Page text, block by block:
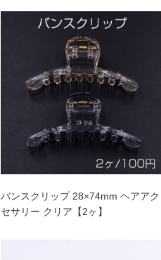
バンスクリップ 28×74mm ヘアアク
セサリー クリア【2ヶ】